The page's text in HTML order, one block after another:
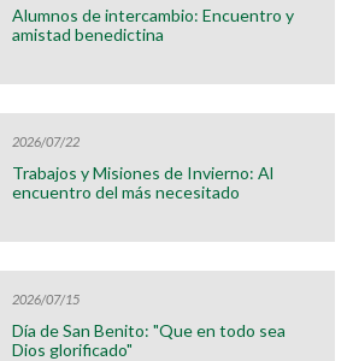
Alumnos de intercambio: Encuentro y
amistad benedictina
2026/07/22
Trabajos y Misiones de Invierno: Al
encuentro del más necesitado
2026/07/15
Día de San Benito: "Que en todo sea
Dios glorificado"